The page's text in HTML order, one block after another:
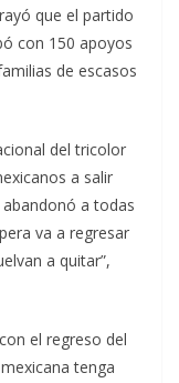
que el partido
con 150 apoyos
de escasos
del tricolor
a salir
a todas
va a regresar
a quitar”,
el regreso del
tenga